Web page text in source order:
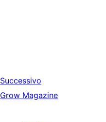
Successivo
Grow Magazine